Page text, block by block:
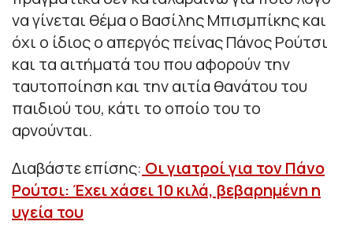
να γίνεται θέμα ο Βασίλης Μπισμπίκης και
όχι ο ίδιος ο απεργός πείνας Πάνος Ρούτσι
και τα αιτήματά του που αφορούν την
ταυτοποίηση και την αιτία θανάτου του
παιδιού του, κάτι το οποίο του το
αρνούνται.
Διαβάστε επίσης: Οι γιατροί για τον Πάνο
Ρούτσι: Έχει χάσει 10 κιλά, βεβαρημένη η
υγεία του